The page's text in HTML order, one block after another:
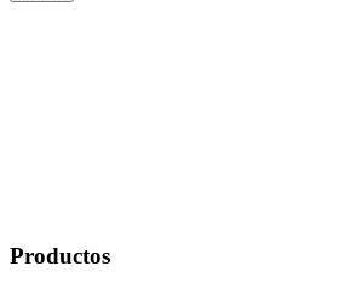
Productos